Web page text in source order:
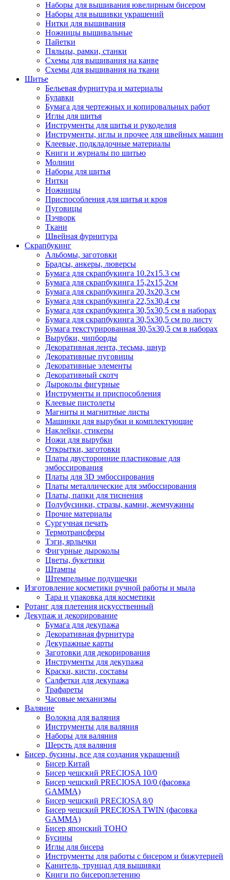
Наборы для вышивания ювелирным бисером
Наборы для вышивки украшений
Нитки для вышивания
Ножницы вышивальные
Пайетки
Пяльцы, рамки, станки
Схемы для вышивания на канве
Схемы для вышивания на ткани
Шитье
Бельевая фурнитура и материалы
Булавки
Бумага для чертежных и копировальных работ
Иглы для шитья
Инструменты для шитья и рукоделия
Инструменты, иглы и прочее для швейных машин
Клеевые, подкладочные материалы
Книги и журналы по шитью
Молнии
Наборы для шитья
Нитки
Ножницы
Приспособления для шитья и кроя
Пуговицы
Пэчворк
Ткани
Швейная фурнитура
Скрапбукинг
Альбомы, заготовки
Брадсы, анкеры, люверсы
Бумага для скрапбукинга 10.2х15.3 см
Бумага для скрапбукинга 15,2х15,2см
Бумага для скрапбукинга 20,3х20,3 см
Бумага для скрапбукинга 22,5х30,4 см
Бумага для скрапбукинга 30,5х30,5 см в наборах
Бумага для скрапбукинга 30,5х30,5 см по листу
Бумага текстурированная 30,5х30,5 см в наборах
Вырубки, чипборды
Декоративная лента, тесьма, шнур
Декоративные пуговицы
Декоративные элементы
Декоративный скотч
Дыроколы фигурные
Инструменты и приспособления
Клеевые пистолеты
Магниты и магнитные листы
Машинки для вырубки и комплектующие
Наклейки, стикеры
Ножи для вырубки
Открытки, заготовки
Платы двусторонние пластиковые для
эмбоссирования
Платы для 3D эмбоссирования
Платы металлические для эмбоссирования
Платы, папки для тиснения
Полубусинки, стразы, камни, жемчужины
Прочие материалы
Сургучная печать
Термотрансферы
Тэги, ярлычки
Фигурные дыроколы
Цветы, букетики
Штампы
Штемпельные подушечки
Изготовление косметики ручной работы и мыла
Тара и упаковка для косметики
Ротанг для плетения искусственный
Декупаж и декорирование
Бумага для декупажа
Декоративная фурнитура
Декупажные карты
Заготовки для декорирования
Инструменты для декупажа
Краски, кисти, составы
Салфетки для декупажа
Трафареты
Часовые механизмы
Валяние
Волокна для валяния
Инструменты для валяния
Наборы для валяния
Шерсть для валяния
Бисер, бусины, все для создания украшений
Бисер Китай
Бисер чешский PRECIOSA 10/0
Бисер чешский PRECIOSA 10/0 (фасовка
GAMMA)
Бисер чешский PRECIOSA 8/0
Бисер чешский PRECIOSA TWIN (фасовка
GAMMA)
Бисер японский TOHO
Бусины
Иглы для бисера
Инструменты для работы с бисером и бижутерией
Канитель, трунцал для вышивки
Книги по бисероплетению